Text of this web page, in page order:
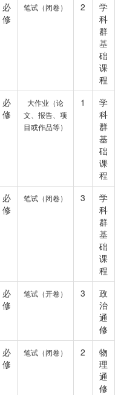
必
修
笔试（闭卷） 2
学
科
群
基
础
课
程
必
修
大作业（论
文、报告、项
目或作品等）
1
学
科
群
基
础
课
程
必
修
笔试（闭卷） 3
学
科
群
基
础
课
程
必
修
笔试（开卷） 3
政
治
通
修
必
修
笔试（闭卷） 2
物
理
通
修